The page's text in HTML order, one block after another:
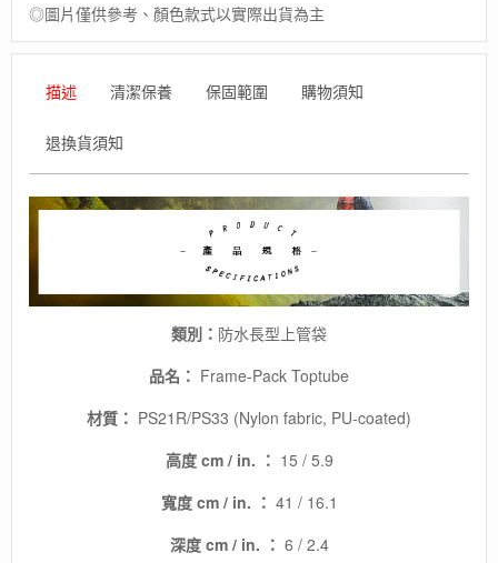
下
管
袋
◎圖片僅供參考、顏色款式以實際出貨為主
描述 清潔保養 保固範圍 購物須知
退換貨須知
類別： 防水長型上管袋
品名： Frame-Pack Toptube
材質： PS21R/PS33 (Nylon fabric, PU-coated)
高度cm / in. ： 15 / 5.9
寬度cm / in. ： 41 / 16.1
深度cm / in. ： 6 / 2.4